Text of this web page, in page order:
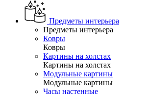
Предметы интерьера
Предметы интерьера
Ковры
Ковры
Картины на холстах
Картины на холстах
Модульные картины
Модульные картины
Часы настенные